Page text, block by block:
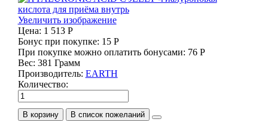
Увеличить изображение
Цена: 1 513 Р
Бонус при покупке: 15 Р
При покупке можно оплатить бонусами: 76 Р
Вес: 381 Грамм
Производитель: EARTH
Количество:
В корзину